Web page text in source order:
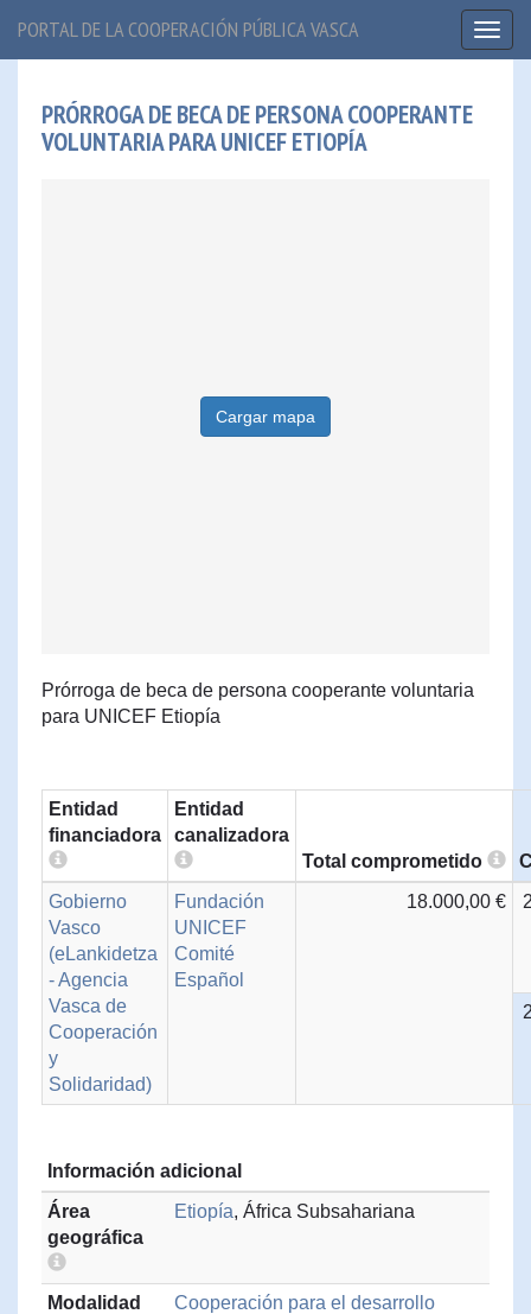
PORTAL DE LA COOPERACIÓN PÚBLICA VASCA
PRÓRROGA DE BECA DE PERSONA COOPERANTE
VOLUNTARIA PARA UNICEF ETIOPÍA
Cargar mapa
Prórroga de beca de persona cooperante voluntaria
para UNICEF Etiopía
Entidad
financiadora
Entidad
canalizadora
Total comprometido
Gobierno
Vasco
(eLankidetza
- Agencia
Vasca de
Cooperación
y
Solidaridad)
Fundación
UNICEF
Comité
Español
18.000,00 €
Información adicional
Área
geográfica
Etiopía, África Subsahariana
Modalidad Cooperación para el desarrollo